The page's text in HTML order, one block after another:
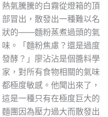
熱氣騰騰的白霧從燈箱的頂
部冒出，散發出一種難以名
狀的——麵粉蒸煮過頭的氣
味。「麵粉焦慮？還是過度
發酵？」廖沾沾是個醬料學
家，對所有食物相關的氣味
都極度敏感。他聞出來了，
這是一種只有在極度巨大的
麵團因為壓力過大而散發出